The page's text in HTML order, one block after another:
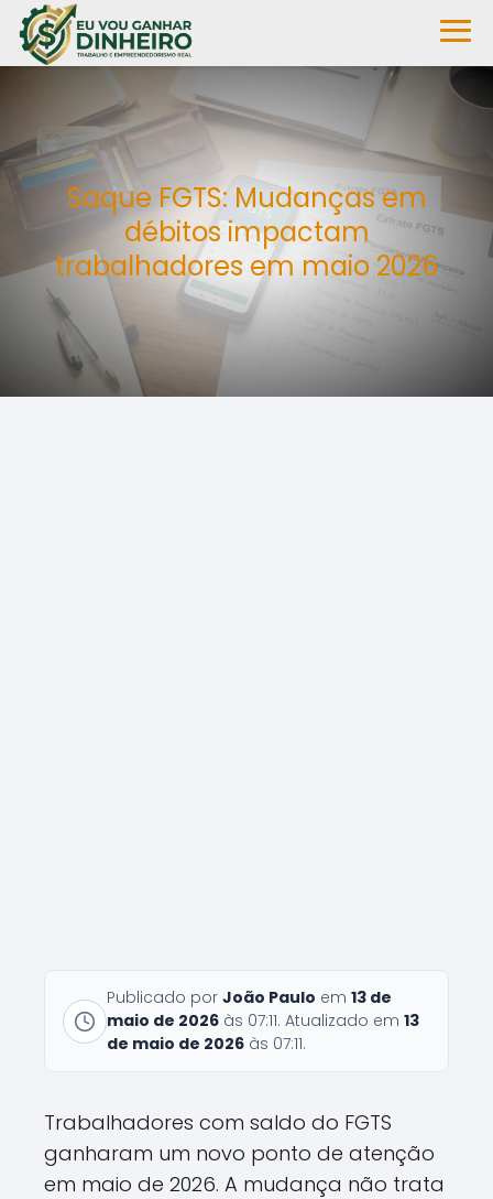
Saque FGTS: Mudanças em
débitos impactam
trabalhadores em maio 2026
Publicado por João Paulo em 13 de
maio de 2026 às 07:11. Atualizado em 13
de maio de 2026 às 07:11.
Trabalhadores com saldo do FGTS
ganharam um novo ponto de atenção
em maio de 2026. A mudança não trata